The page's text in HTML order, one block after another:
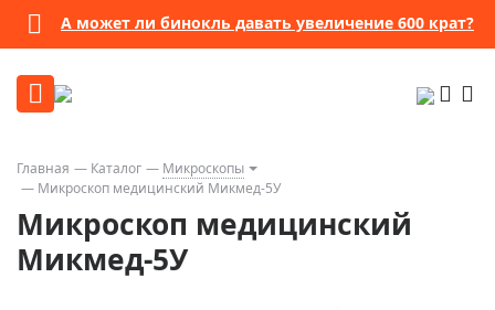
А может ли бинокль давать увеличение 600 крат?
Главная Каталог
Микроскопы
Микроскоп медицинский Микмед-5У
Микроскоп медицинский
Микмед-5У